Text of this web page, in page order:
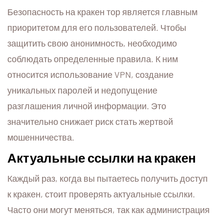
Безопасность на кракен тор является главным
приоритетом для его пользователей. Чтобы
защитить свою анонимность, необходимо
соблюдать определенные правила. К ним
относится использование VPN, создание
уникальных паролей и недопущение
разглашения личной информации. Это
значительно снижает риск стать жертвой
мошенничества.
Актуальные ссылки на кракен
Каждый раз, когда вы пытаетесь получить доступ
к кракен, стоит проверять актуальные ссылки.
Часто они могут меняться, так как администрация